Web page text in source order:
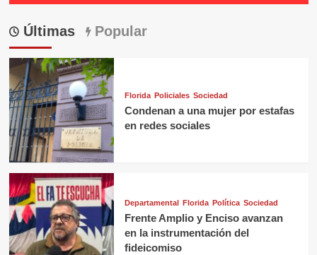
Últimas Popular
Florida Policiales Sociedad
Condenan a una mujer por estafas
en redes sociales
Departamental Florida Política Sociedad
Frente Amplio y Enciso avanzan
en la instrumentación del
fideicomiso